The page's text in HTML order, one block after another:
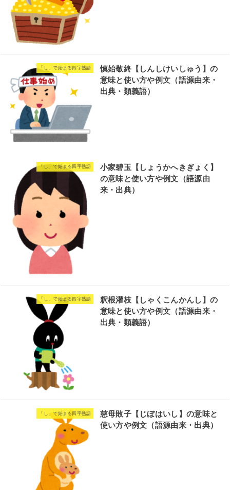
「し」で始まる四字熟語
慎始敬終【しんしけいしゅう】の
意味と使い方や例文（語源由来・
出典・類義語）
「し」で始まる四字熟語
小家碧玉【しょうかへきぎょく】
の意味と使い方や例文（語源由
来・出典）
「し」で始まる四字熟語
釈根灌枝【しゃくこんかんし】の
意味と使い方や例文（語源由来・
出典・類義語）
「し」で始まる四字熟語
慈母敗子【じぼはいし】の意味と
使い方や例文（語源由来・出典）